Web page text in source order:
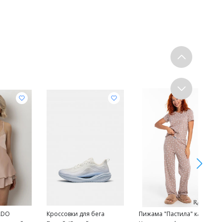
Кроссовки для бега
Пижама "Пастила" какао